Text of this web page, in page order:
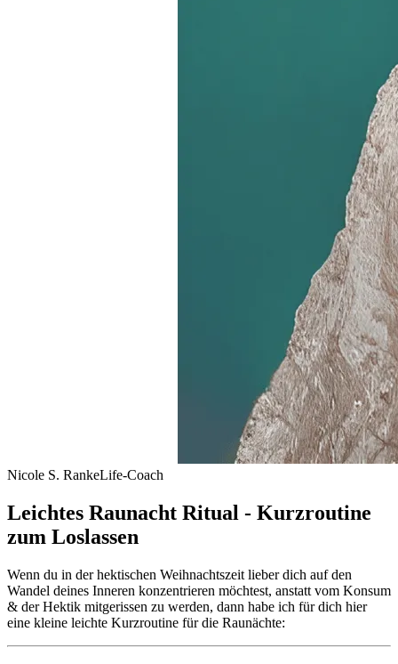
Nicole S. RankeLife-Coach
Leichtes Raunacht Ritual - Kurzroutine
zum Loslassen
Wenn du in der hektischen Weihnachtszeit lieber dich auf den
Wandel deines Inneren konzentrieren möchtest, anstatt vom Konsum
& der Hektik mitgerissen zu werden, dann habe ich für dich hier
eine kleine leichte Kurzroutine für die Raunächte: